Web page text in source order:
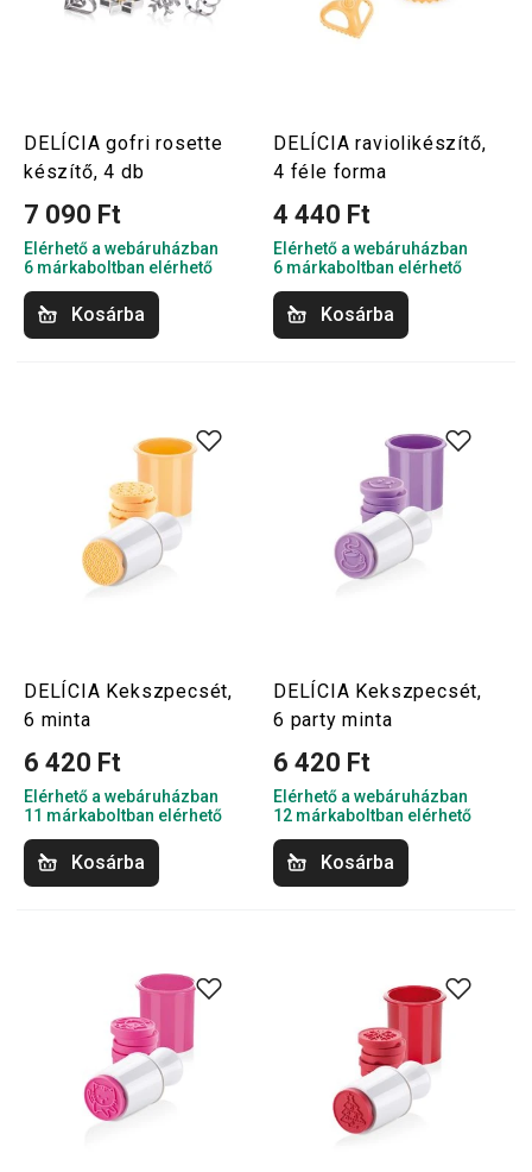
DELÍCIA gofri rosette
készítő, 4 db
7 090 Ft
Elérhető a webáruházban
6 márkaboltban elérhető
Kosárba
DELÍCIA raviolikészítő,
4 féle forma
4 440 Ft
Elérhető a webáruházban
6 márkaboltban elérhető
Kosárba
DELÍCIA Kekszpecsét,
6 minta
6 420 Ft
Elérhető a webáruházban
11 márkaboltban elérhető
Kosárba
DELÍCIA Kekszpecsét,
6 party minta
6 420 Ft
Elérhető a webáruházban
12 márkaboltban elérhető
Kosárba